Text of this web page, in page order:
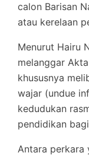
calon Barisan
atau kerelaan
Menurut Hairu
melanggar
khususnya
wajar (undue
kedudukan
pendidikan
Antara perkara